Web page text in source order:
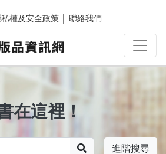
私權及安全政策 聯絡我們
在這裡！
進階搜尋